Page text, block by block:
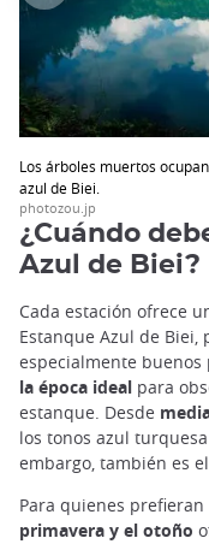
Los árboles muertos
azul de Biei.
photozou.jp
¿Cuándo
Azul de Biei?
Cada estación ofrece
Estanque Azul de Biei,
especialmente buenos
la época ideal para
estanque. Desde
los tonos azul
embargo, también es
Para quienes
primavera y el otoño